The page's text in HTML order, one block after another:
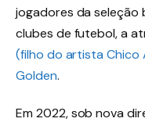
jogadores da seleção
clubes de futebol, a
(filho do artista Chico
Golden.
Em 2022, sob nova